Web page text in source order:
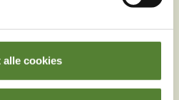
alle cookies